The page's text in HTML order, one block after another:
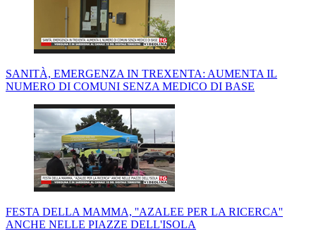
SANITÀ, EMERGENZA IN TREXENTA: AUMENTA IL
NUMERO DI COMUNI SENZA MEDICO DI BASE
FESTA DELLA MAMMA, ''AZALEE PER LA RICERCA''
ANCHE NELLE PIAZZE DELL'ISOLA